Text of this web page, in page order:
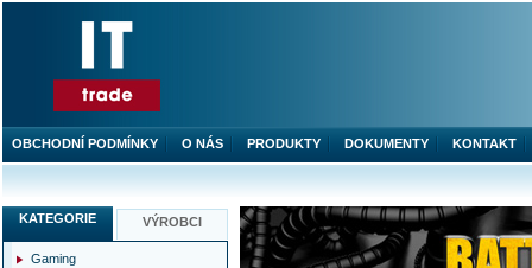
KATEGORIE VÝROBCI
Gaming
OBCHODNÍ PODMÍNKY O NÁS PRODUKTY DOKUMENTY KONTAKT